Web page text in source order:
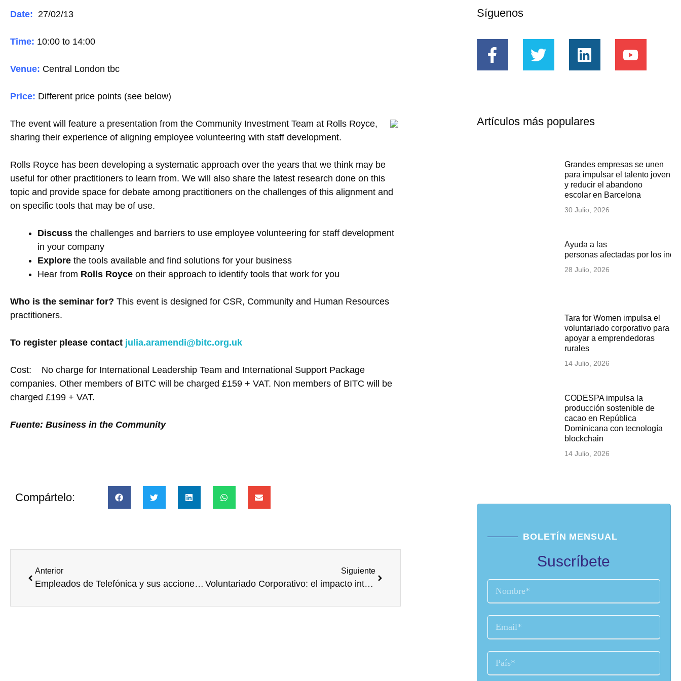
Date: 27/02/13
Time: 10:00 to 14:00
Venue: Central London tbc
Price: Different price points (see below)
The event will feature a presentation from the Community Investment Team at Rolls Royce,
sharing their experience of aligning employee volunteering with staff development.
Rolls Royce has been developing a systematic approach over the years that we think may be
useful for other practitioners to learn from. We will also share the latest research done on this
topic and provide space for debate among practitioners on the challenges of this alignment and
on specific tools that may be of use.
Discuss the challenges and barriers to use employee volunteering for staff development
in your company
Explore the tools available and find solutions for your business
Hear from Rolls Royce on their approach to identify tools that work for you
Who is the seminar for? This event is designed for CSR, Community and Human Resources
practitioners.
To register please contact julia.aramendi@bitc.org.uk
Cost: No charge for International Leadership Team and International Support Package
companies. Other members of BITC will be charged £159 + VAT. Non members of BITC will be
charged £199 + VAT.
Fuente: Business in the Community
Compártelo:
Anterior
Empleados de Telefónica y sus acciones solidarias en Argentina
Siguiente
Voluntariado Corporativo: el impacto interno
Síguenos
Artículos más populares
Grandes empresas se unen
para impulsar el talento joven
y reducir el abandono
escolar en Barcelona
30 Julio, 2026
Ayuda a las
personas afectadas por los
28 Julio, 2026
Tara for Women impulsa el
voluntariado corporativo para
apoyar a emprendedoras
rurales
14 Julio, 2026
CODESPA impulsa la
producción sostenible de
cacao en República
Dominicana con tecnología
blockchain
14 Julio, 2026
BOLETÍN MENSUAL
Suscríbete